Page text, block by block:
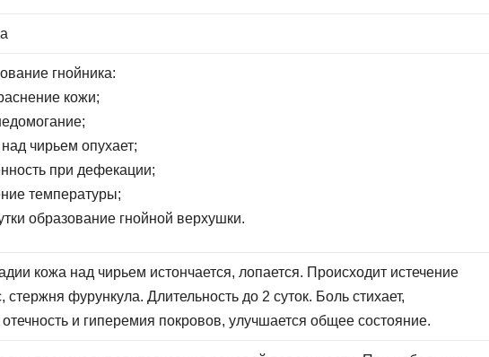
гнойника:
кожи;
чирьем опухает;
при дефекации;
температуры;
образование гнойной верхушки.
кожа над чирьем истончается, лопается. Происходит истечение
стержня фурункула. Длительность до 2 суток. Боль стихает,
и гиперемия покровов, улучшается общее состояние.